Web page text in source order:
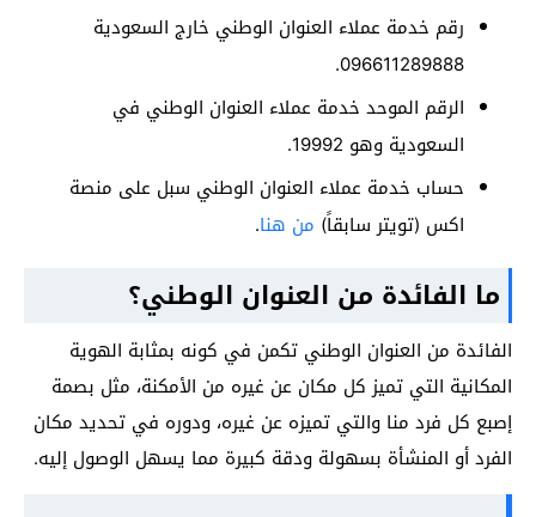
رقم خدمة عملاء العنوان الوطني خارج السعودية
096611289888.
الرقم الموحد خدمة عملاء العنوان الوطني في
السعودية وهو 19992.
حساب خدمة عملاء العنوان الوطني سبل على منصة
اكس (تويتر سابقاً) من هنا.
ما الفائدة من العنوان الوطني؟
الفائدة من العنوان الوطني تكمن في كونه بمثابة الهوية
المكانية التي تميز كل مكان عن غيره من الأمكنة، مثل بصمة
إصبع كل فرد منا والتي تميزه عن غيره، ودوره في تحديد مكان
الفرد أو المنشأة بسهولة ودقة كبيرة مما يسهل الوصول إليه.